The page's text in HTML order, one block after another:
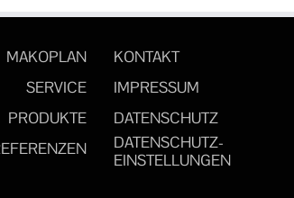
MAKOPLAN
SERVICE
PRODUKTE
KONTAKT
IMPRESSUM
DATENSCHUTZ
DATENSCHUTZ-
EINSTELLUNGEN